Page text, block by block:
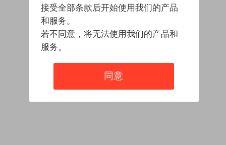
接受全部条款后开始使用我们的产品
和服务。
若不同意，将无法使用我们的产品和
服务。
同意